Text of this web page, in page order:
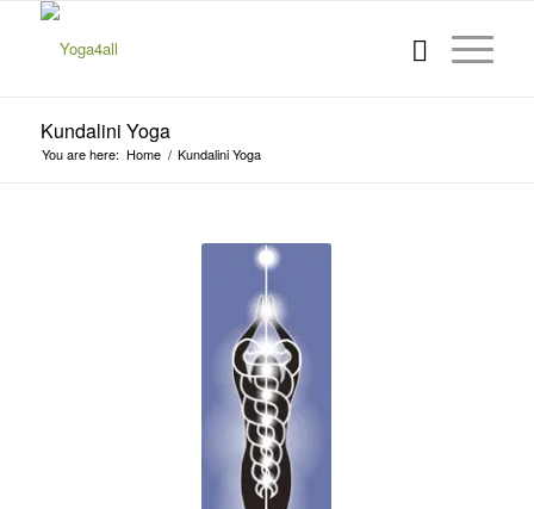
Kundalini Yoga
You are here: Home / Kundalini Yoga